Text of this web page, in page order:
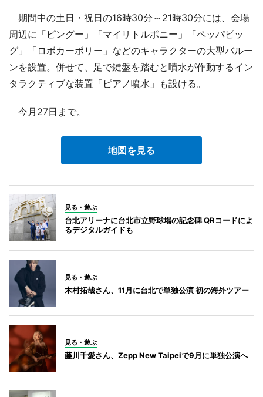
期間中の土日・祝日の16時30分～21時30分には、会場
周辺に「ピングー」「マイリトルポニー」「ペッパピッ
グ」「ロボカーポリー」などのキャラクターの大型バルー
ンを設置。併せて、足で鍵盤を踏むと噴水が作動するイン
タラクティブな装置「ピアノ噴水」も設ける。
今月27日まで。
地図を見る
見る・遊ぶ
台北アリーナに台北市立野球場の記念碑 QRコードによ
るデジタルガイドも
見る・遊ぶ
木村拓哉さん、11月に台北で単独公演 初の海外ツアー
見る・遊ぶ
藤川千愛さん、Zepp New Taipeiで9月に単独公演へ